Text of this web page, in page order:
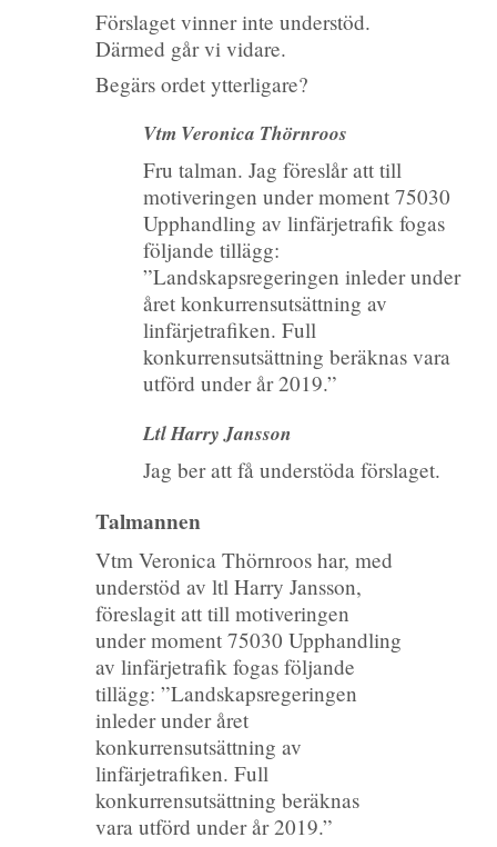
Förslaget vinner inte understöd.
Därmed går vi vidare.
Begärs ordet ytterligare?
Vtm Veronica Thörnroos
Fru talman. Jag föreslår att till
motiveringen under moment 75030
Upphandling av linfärjetrafik fogas
följande tillägg:
”Landskapsregeringen inleder under
året konkurrensutsättning av
linfärjetrafiken. Full
konkurrensutsättning beräknas vara
utförd under år 2019.”
Ltl Harry Jansson
Jag ber att få understöda förslaget.
Talmannen
Vtm Veronica Thörnroos har, med
understöd av ltl Harry Jansson,
föreslagit att till motiveringen
under moment 75030 Upphandling
av linfärjetrafik fogas följande
tillägg: ”Landskapsregeringen
inleder under året
konkurrensutsättning av
linfärjetrafiken. Full
konkurrensutsättning beräknas
vara utförd under år 2019.”